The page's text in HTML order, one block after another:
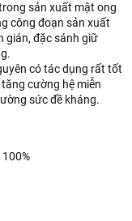
sản xuất mật ong
công đoạn sản xuất
gián, đặc sánh giữ
có tác dụng rất tốt
cường hệ miễn
sức đề kháng.
loại thức uống khác.